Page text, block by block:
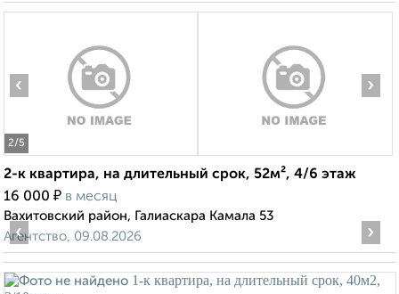
2/5
‹ ›
2-к квартира, на длительный срок, 52м², 4/6 этаж
16 000 ₽ в месяц
Вахитовский район, Галиаскара Камала 53
Агентство, 09.08.2026
‹ ›